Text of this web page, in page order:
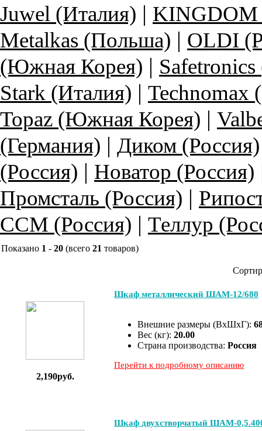
Juwel (Италия) | KINGDOM
Metalkas (Польша) | OLDI
(Южная Корея) |
Stark (Италия) | Technomax
Topaz (Южная Корея) |
(Германия) | Диком (Россия)
(Россия) | Новатор (Россия)
Промсталь (Россия) |
ССМ (Россия) | Теллур
Показано 1 - 20 (всего 21 товаров)
2,190руб.
Шкаф металлический ШАМ-12/680
Внешние размеры (ВхШхГ):
Вес (кг): 20.00
Страна производства: Россия
Перейти к подробному описанию
Шкаф двухстворчатый ШАМ-